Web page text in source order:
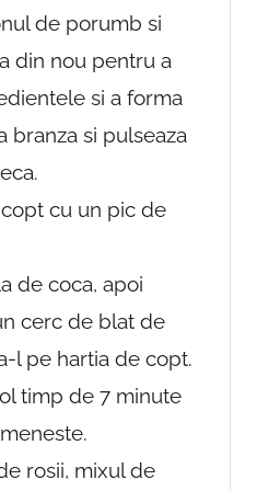
de porumb si
din nou pentru a
si a forma
branza si pulseaza
cu un pic de
de coca, apoi
cerc de blat de
l pe hartia de copt.
timp de 7 minute
rosii, mixul de